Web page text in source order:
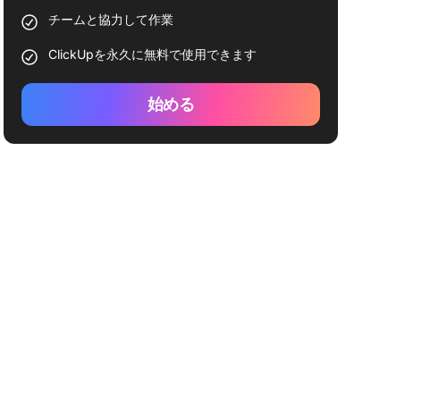
チームと協力して作業
ClickUpを永久に無料で使用できます
始める